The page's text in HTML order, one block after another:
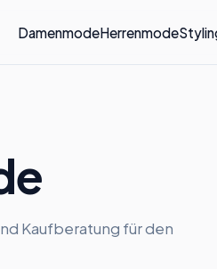
DamenmodeHerrenmode
Kaufberatung für den